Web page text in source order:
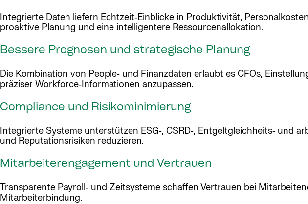
Integrierte Daten liefern Echtzeit‑Einblicke in Produktivität,
proaktive Planung und eine intelligentere Ressourcenallokation.
Bessere Prognosen und strategische Planung
Die Kombination von People‑ und Finanzdaten erlaubt es CFOs,
präziser Workforce‑Informationen anzupassen.
Compliance und Risikominimierung
Integrierte Systeme unterstützen ESG‑, CSRD‑, Entgeltgleichheits‑ und
und Reputationsrisiken reduzieren.
Mitarbeiterengagement und Vertrauen
Transparente Payroll‑ und Zeitsysteme schaffen Vertrauen bei
Mitarbeiterbindung.